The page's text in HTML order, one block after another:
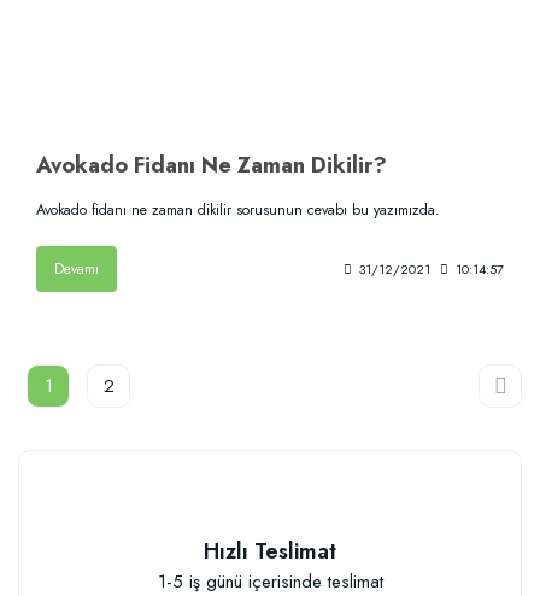
Avokado Fidanı Ne Zaman Dikilir?
Avokado fidanı ne zaman dikilir sorusunun cevabı bu yazımızda.
Devamı 31/12/2021 10:14:57
1 2
Hızlı Teslimat
1-5 iş günü içerisinde teslimat